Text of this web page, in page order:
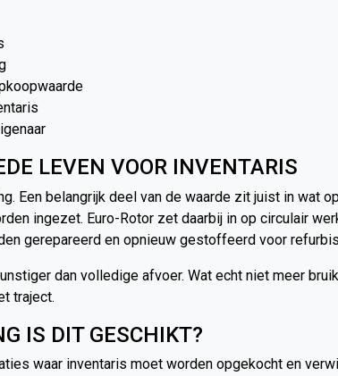
LEVEN VOOR INVENTARIS
Een belangrijk deel van de waarde zit juist in wat
ingezet. Euro-Rotor zet daarbij in op circulair
gerepareerd en opnieuw gestoffeerd voor
dan volledige afvoer. Wat echt niet meer
traject.
IS DIT GESCHIKT?
waar inventaris moet worden opgekocht en